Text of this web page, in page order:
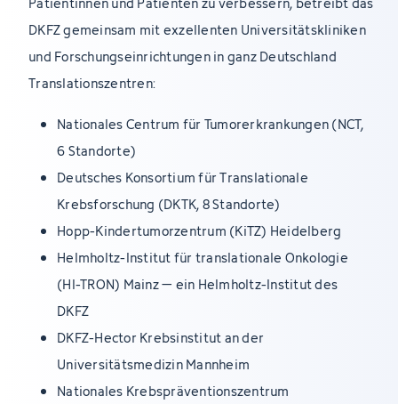
DKFZ gemeinsam mit exzellenten Universitätskliniken
und Forschungseinrichtungen in ganz Deutschland
Translationszentren:
Nationales Centrum für Tumorerkrankungen (NCT,
6 Standorte)
Deutsches Konsortium für Translationale
Krebsforschung (DKTK, 8 Standorte)
Hopp-Kindertumorzentrum (KiTZ) Heidelberg
Helmholtz-Institut für translationale Onkologie
(HI-TRON) Mainz – ein Helmholtz-Institut des
DKFZ
DKFZ-Hector Krebsinstitut an der
Universitätsmedizin Mannheim
Nationales Krebspräventionszentrum